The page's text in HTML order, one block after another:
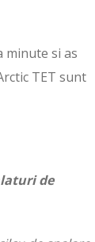
minute si as
TET sunt
de